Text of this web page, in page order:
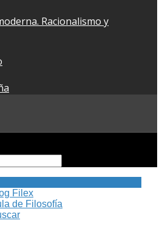
Racionalismo y
Filex
de Filosofía